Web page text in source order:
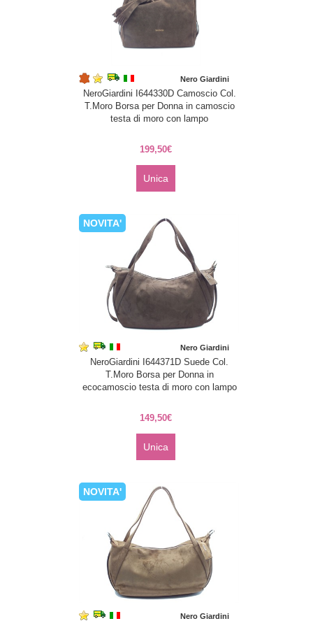
Nero Giardini
NeroGiardini I644330D Camoscio Col.
T.Moro Borsa per Donna in camoscio
testa di moro con lampo
199,50€
Unica
NOVITA'
Nero Giardini
NeroGiardini I644371D Suede Col.
T.Moro Borsa per Donna in
ecocamoscio testa di moro con lampo
149,50€
Unica
NOVITA'
Nero Giardini